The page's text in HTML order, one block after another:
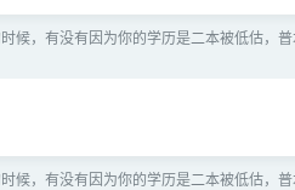
候，有没有因为你的学历是二本被低估，
候，有没有因为你的学历是二本被低估，